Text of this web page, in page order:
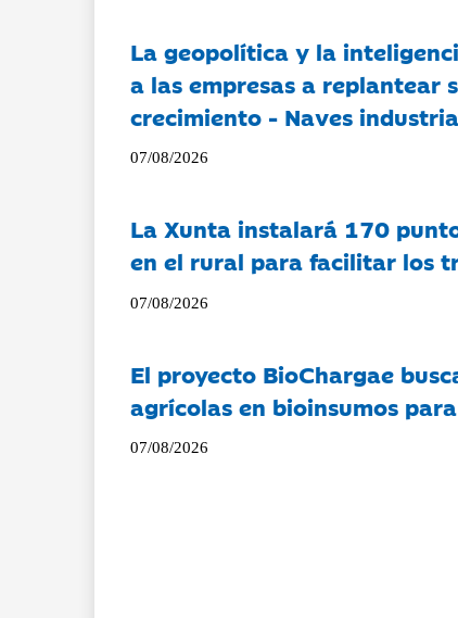
La geopolítica y la
a las empresas a replantear
crecimiento - Naves
07/08/2026
La Xunta instalará 170
en el rural para facilitar los
07/08/2026
El proyecto BioChargae
agrícolas en bioinsumos
07/08/2026